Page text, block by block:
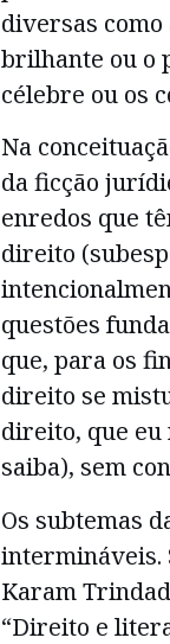
diversas como
brilhante ou o
célebre ou os
Na
da ficção
enredos que
direito
questões
que, para os
direito se
direito, que eu
saiba), sem
Os subtemas
intermináveis.
Karam
“Direito e